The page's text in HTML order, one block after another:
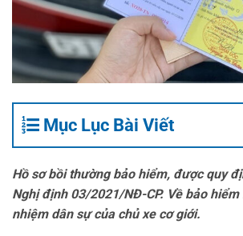
Mục Lục Bài Viết
Hồ sơ bồi thường bảo hiểm, được quy
Nghị định 03/2021/NĐ-CP. Về bảo
nhiệm dân sự của chủ xe cơ giới.